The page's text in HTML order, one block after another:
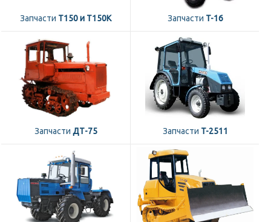
Запчасти Т150 и Т150К Запчасти T-16
Запчасти ДТ-75 Запчасти T-2511